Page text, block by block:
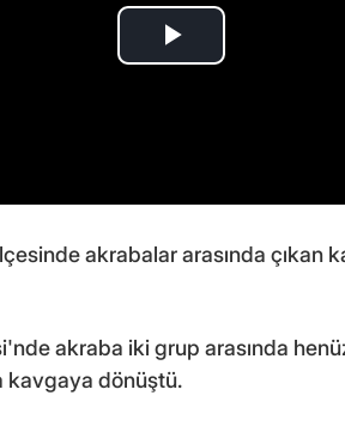
akrabalar arasında çıkan
akraba iki grup arasında
kavgaya dönüştü.